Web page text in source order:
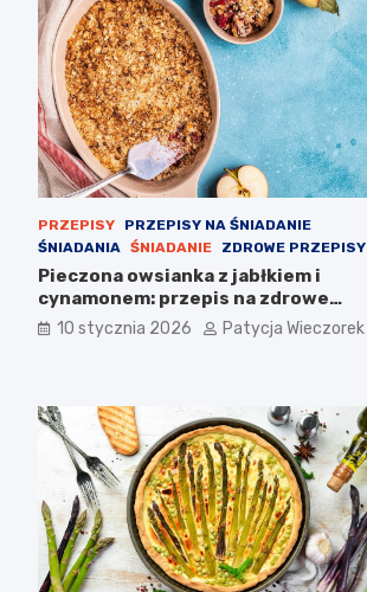
PRZEPISY
PRZEPISY NA ŚNIADANIE
ŚNIADANIA ŚNIADANIE ZDROWE PRZEPISY
Pieczona owsianka z jabłkiem i
cynamonem: przepis na zdrowe
śniadanie
10 stycznia 2026 Patycja Wieczorek